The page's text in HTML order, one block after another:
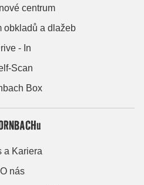
centrum
obkladů a dlažeb
- In
Scan
Box
a Kariera
O nás